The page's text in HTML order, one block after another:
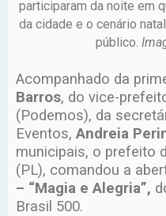
participaram da noite em
da cidade e o cenário
público.
Acompanhado da
Barros, do vice-
(Podemos), da
Eventos, Andreia
municipais, o prefeito
(PL), comandou a
– “Magia e Alegria”,
Brasil 500.